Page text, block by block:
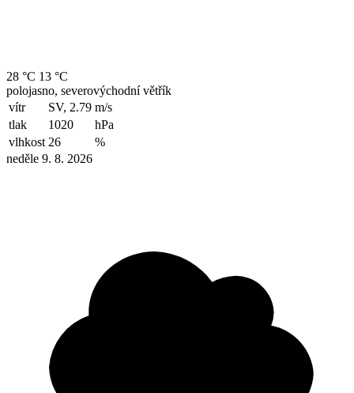
28 °C 13 °C
polojasno, severovýchodní větřík
vítr
SV, 2.79 m/s
tlak
1020
hPa
vlhkost 26
%
neděle 9. 8. 2026